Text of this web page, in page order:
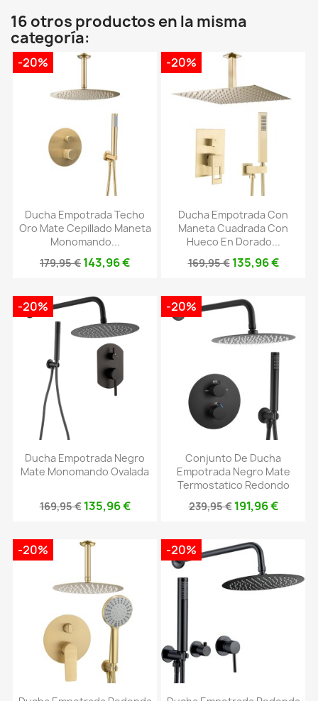
16 otros productos en la misma
categoría:
Ducha Empotrada Techo
Oro Mate Cepillado Maneta
Monomando...
179,95 € 143,96 €
-20%
Ducha Empotrada Con
Maneta Cuadrada Con
Hueco En Dorado...
169,95 € 135,96 €
-20%
Ducha Empotrada Negro
Mate Monomando Ovalada
169,95 € 135,96 €
-20%
Conjunto De Ducha
Empotrada Negro Mate
Termostatico Redondo
239,95 € 191,96 €
-20%
-20% -20%